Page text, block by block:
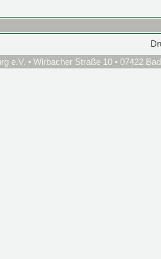
e.V. • Wirbacher Straße 10 • 07422